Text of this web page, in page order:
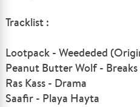
Tracklist :
Lootpack - Weededed
Peanut Butter Wolf -
Ras Kass -
Saafir - Playa